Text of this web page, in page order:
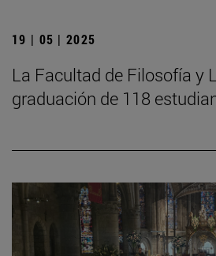
19 | 05 | 2025
La Facultad de Filosofía y
graduación de 118